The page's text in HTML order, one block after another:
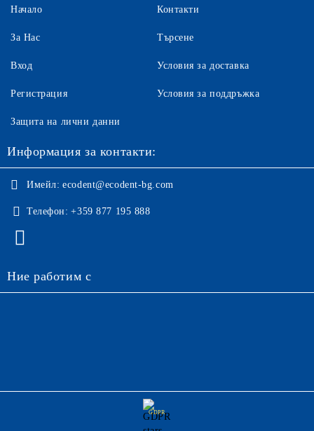
Начало
За Нас
Вход
Регистрация
Контакти
Търсене
Условия за доставка
Условия за поддръжка
Защита на лични данни
Информация за контакти:
Имейл: ecodent@ecodent-bg.com
Телефон: +359 877 195 888
Ние работим с
GDPR